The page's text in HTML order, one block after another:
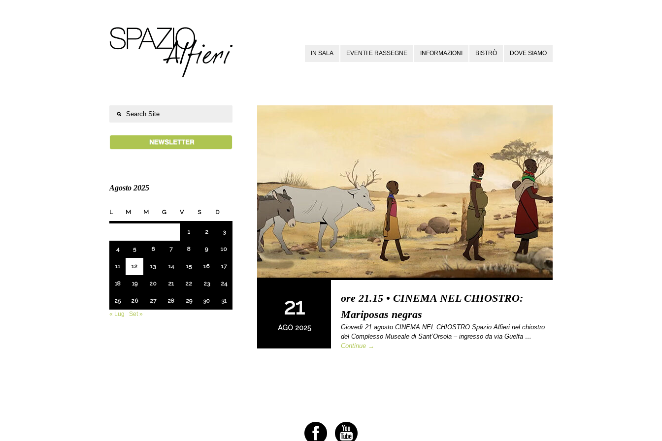
IN SALA EVENTI E RASSEGNE INFORMAZIONI BISTRÒ DOVE SIAMO
21
AGO 2025
ore 21.15 • CINEMA NEL CHIOSTRO:
Mariposas negras
Giovedì 21 agosto CINEMA NEL CHIOSTRO Spazio Alfieri nel chiostro
del Complesso Museale di Sant’Orsola – ingresso da via Guelfa …
Continue →
Agosto 2025
L M M G V S D
1 2 3
4 5 6 7 8 9 10
11 12 13 14 15 16 17
18 19 20 21 22 23 24
25 26 27 28 29 30
31
« Lug
Set »